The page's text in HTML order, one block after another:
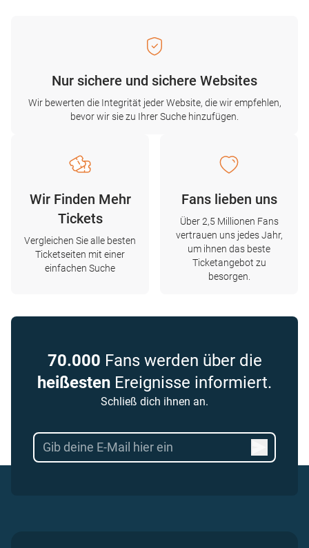
Nur sichere und sichere Websites
Wir bewerten die Integrität jeder Website, die wir empfehlen,
bevor wir sie zu Ihrer Suche hinzufügen.
Wir Finden Mehr
Tickets
Vergleichen Sie alle besten
Ticketseiten mit einer
einfachen Suche
Fans lieben uns
Über 2,5 Millionen Fans
vertrauen uns jedes Jahr,
um ihnen das beste
Ticketangebot zu
besorgen.
70.000 Fans werden über die
heißesten Ereignisse informiert.
Schließ dich ihnen an.